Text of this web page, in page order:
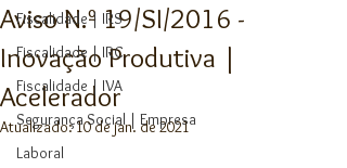
Fiscalidade | IRS
Fiscalidade | IRC
Fiscalidade | IVA
Segurança Social | Empresa
Laboral
Aviso N.º 19/SI/2016 -
Inovação Produtiva |
Acelerador
Atualizado:10 de jan. de 2021